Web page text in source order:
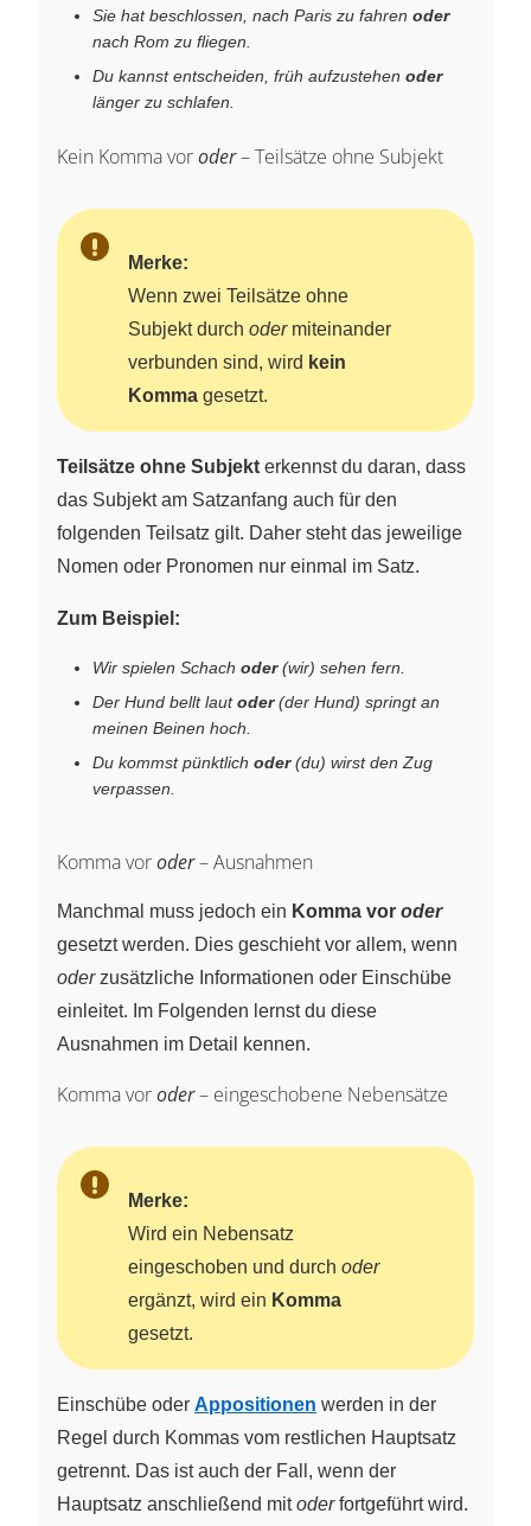
Sie hat beschlossen, nach Paris zu fahren oder
nach Rom zu fliegen.
Du kannst entscheiden, früh aufzustehen oder
länger zu schlafen.
Kein Komma voroder– Teilsätze ohne Subjekt
Merke:
Wenn zwei Teilsätze ohne
Subjekt durch odermiteinander
verbunden sind, wird kein
Komma gesetzt.
Teilsätze ohne Subjekt erkennst du daran, dass
das Subjekt am Satzanfang auch für den
folgenden Teilsatz gilt. Daher steht das jeweilige
Nomen oder Pronomen nur einmal im Satz.
Zum Beispiel:
Wir spielen Schach oder(wir) sehen fern.
Der Hund bellt lautoder(der Hund) springt an
meinen Beinen hoch.
Du kommst pünktlich oder(du) wirst den Zug
verpassen.
Komma voroder– Ausnahmen
Manchmal muss jedoch ein Komma vor oder
gesetzt werden. Dies geschieht vor allem, wenn
oderzusätzliche Informationen oder Einschübe
einleitet. Im Folgenden lernst du diese
Ausnahmen im Detail kennen.
Komma voroder– eingeschobene Nebensätze
Merke:
Wird ein Nebensatz
eingeschoben und durch oder
ergänzt, wird ein Komma
gesetzt.
Einschübe oder Appositionen werden in der
Regel durch Kommas vom restlichen Hauptsatz
getrennt. Das ist auch der Fall, wenn der
Hauptsatz anschließend mitoderfortgeführt wird.